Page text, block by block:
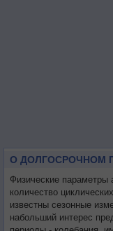
Физические
количество
известны сезонные
набольший интерес